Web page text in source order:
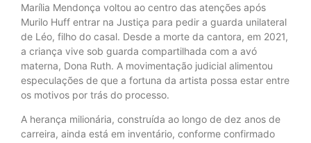
Marília Mendonça voltou ao centro das atenções após
Murilo Huff entrar na Justiça para pedir a guarda unilateral
de Léo, filho do casal. Desde a morte da cantora, em 2021,
a criança vive sob guarda compartilhada com a avó
materna, Dona Ruth. A movimentação judicial alimentou
especulações de que a fortuna da artista possa estar entre
os motivos por trás do processo.
A herança milionária, construída ao longo de dez anos de
carreira, ainda está em inventário, conforme confirmado